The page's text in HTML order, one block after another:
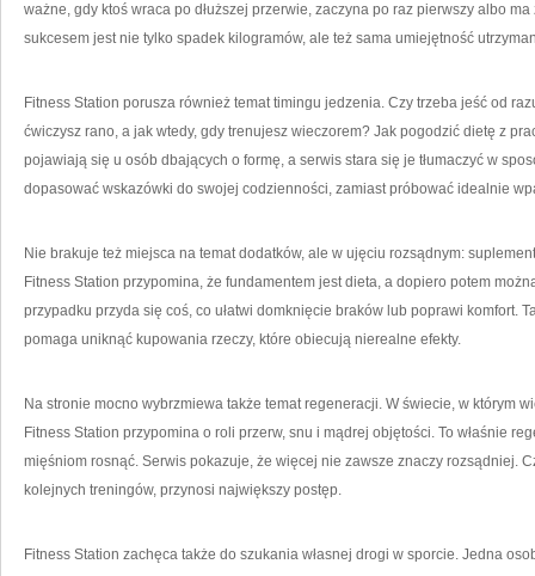
ważne, gdy ktoś wraca po dłuższej przerwie, zaczyna po raz pierwszy albo
sukcesem jest nie tylko spadek kilogramów, ale też sama umiejętność
Fitness Station porusza również temat timingu jedzenia. Czy trzeba jeść od
ćwiczysz rano, a jak wtedy, gdy trenujesz wieczorem? Jak pogodzić dietę z
pojawiają się u osób dbających o formę, a serwis stara się je tłumaczyć w
dopasować wskazówki do swojej codzienności, zamiast próbować idealnie
Nie brakuje też miejsca na temat dodatków, ale w ujęciu rozsądnym:
Fitness Station przypomina, że fundamentem jest dieta, a dopiero potem
przypadku przyda się coś, co ułatwi domknięcie braków lub poprawi komfort.
pomaga uniknąć kupowania rzeczy, które obiecują nierealne efekty.
Na stronie mocno wybrzmiewa także temat regeneracji. W świecie, w którym
Fitness Station przypomina o roli przerw, snu i mądrej objętości. To właśnie
mięśniom rosnąć. Serwis pokazuje, że więcej nie zawsze znaczy rozsądniej.
kolejnych treningów, przynosi największy postęp.
Fitness Station zachęca także do szukania własnej drogi w sporcie. Jedna